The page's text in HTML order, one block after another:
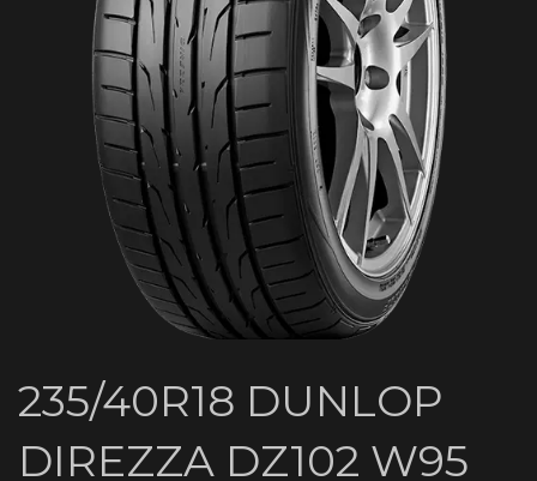
235/40R18 DUNLOP
DIREZZA DZ102 W95